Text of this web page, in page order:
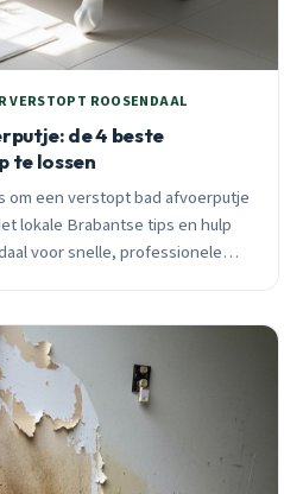
VERSTOPT ROOSENDAAL
de 4 beste
te lossen
om een verstopt bad afvoerputje
lokale Brabantse tips en hulp
voor snelle, professionele